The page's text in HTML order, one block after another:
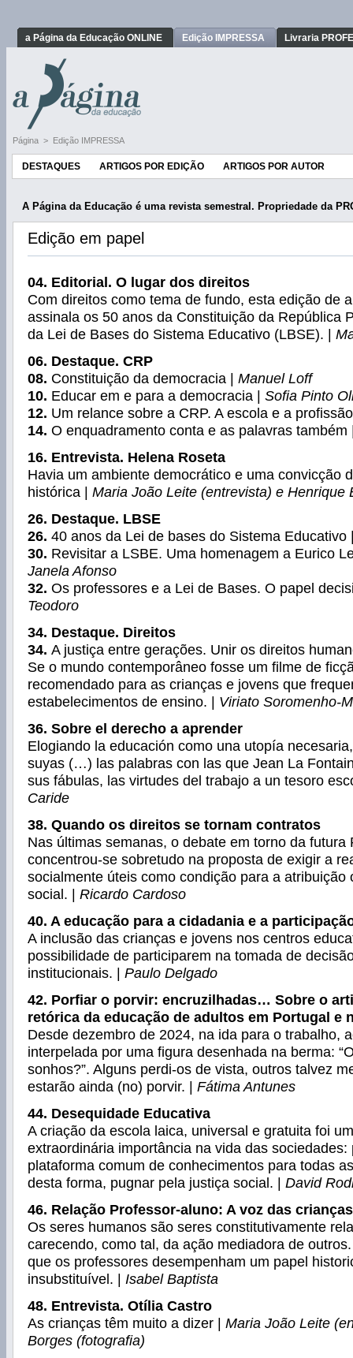
a Página da Educação ONLINE Edição IMPRESSA Livraria
Página > Edição IMPRESSA
DESTAQUES ARTIGOS POR EDIÇÃO ARTIGOS POR AUTOR
A Página da Educação é uma revista semestral. Propriedade da
Edição em papel
04. Editorial. O lugar dos direitos
Com direitos como tema de fundo, esta edição de
assinala os 50 anos da Constituição da República
da Lei de Bases do Sistema Educativo (LBSE). |
06. Destaque. CRP
08. Constituição da democracia | Manuel Loff
10. Educar em e para a democracia | Sofia Pinto
12. Um relance sobre a CRP. A escola e a
14. O enquadramento conta e as palavras
16. Entrevista. Helena Roseta
Havia um ambiente democrático e uma convicção
histórica | Maria João Leite (entrevista) e Henrique
26. Destaque. LBSE
26. 40 anos da Lei de bases do Sistema
30. Revisitar a LSBE. Uma homenagem a Eurico
Janela Afonso
32. Os professores e a Lei de Bases. O papel
Teodoro
34. Destaque. Direitos
34. A justiça entre gerações. Unir os direitos
Se o mundo contemporâneo fosse um filme de
recomendado para as crianças e jovens que
estabelecimentos de ensino. | Viriato Soromenho-
36. Sobre el derecho a aprender
Elogiando la educación como una utopía
suyas (…) las palabras con las que Jean La
sus fábulas, las virtudes del trabajo a un tesoro
Caride
38. Quando os direitos se tornam contratos
Nas últimas semanas, o debate em torno da futura
concentrou-se sobretudo na proposta de exigir a
socialmente úteis como condição para a atribuição
social. | Ricardo Cardoso
40. A educação para a cidadania e a
A inclusão das crianças e jovens nos centros
possibilidade de participarem na tomada de
institucionais. | Paulo Delgado
42. Porfiar o porvir: encruzilhadas… Sobre o
retórica da educação de adultos em Portugal e
Desde dezembro de 2024, na ida para o trabalho,
interpelada por uma figura desenhada na berma:
sonhos?”. Alguns perdi-os de vista, outros talvez
estarão ainda (no) porvir. | Fátima Antunes
44. Desequidade Educativa
A criação da escola laica, universal e gratuita foi
extraordinária importância na vida das
plataforma comum de conhecimentos para todas
desta forma, pugnar pela justiça social. | David
46. Relação Professor-aluno: A voz das crianças
Os seres humanos são seres constitutivamente
carecendo, como tal, da ação mediadora de
que os professores desempenham um papel
insubstituível. | Isabel Baptista
48. Entrevista. Otília Castro
As crianças têm muito a dizer | Maria João Leite
Borges (fotografia)